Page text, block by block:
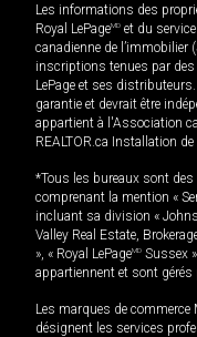
Les informations des
Royal LePageMD et du
canadienne de l’immobilier
inscriptions tenues par des
LePage et ses
garantie et devrait être
appartient à l'Association
REALTOR.ca Installation
*Tous les bureaux sont
comprenant la mention «
incluant sa division «
Valley Real Estate,
», « Royal LePageMD Sussex
appartiennent et sont gérés
Les marques de
désignent les services